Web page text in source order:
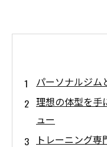
パーソナルジム
理想の体型を手
ュー
トレーニング